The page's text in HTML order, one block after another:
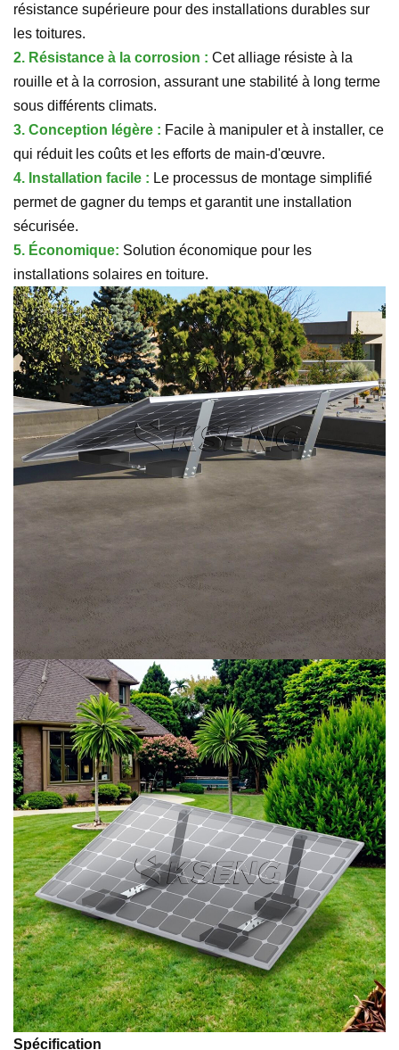
résistance supérieure pour des installations durables sur
les toitures.
2. Résistance à la corrosion : Cet alliage résiste à la
rouille et à la corrosion, assurant une stabilité à long terme
sous différents climats.
3. Conception légère : Facile à manipuler et à installer, ce
qui réduit les coûts et les efforts de main-d'œuvre.
4. Installation facile : Le processus de montage simplifié
permet de gagner du temps et garantit une installation
sécurisée.
5. Économique: Solution économique pour les
installations solaires en toiture.
Spécification